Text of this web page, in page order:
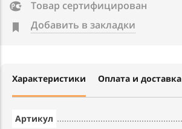
Товар сертифицирован
Добавить в закладки
Характеристики Оплата и доставка
Артикул